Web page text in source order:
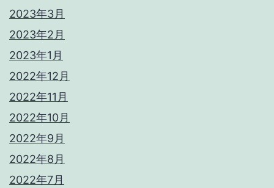
2023年3月
2023年2月
2023年1月
2022年12月
2022年11月
2022年10月
2022年9月
2022年8月
2022年7月